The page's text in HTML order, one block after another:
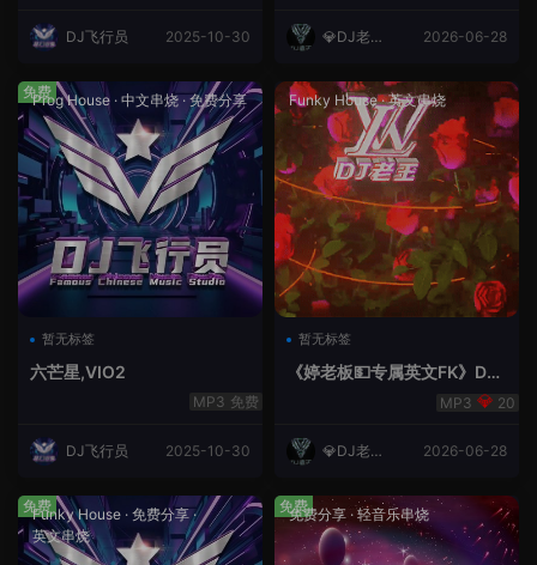
DJ飞行员 2025-10-30
💎DJ老王
2026-06-28
Prog House · 中文串烧·免费分享
暂无标签
六芒星,VIO2
免费
DJ飞行员 2025-10-30
免费 Funky House·英文串烧
暂无标签
《婷老板💵专属英文FK》DJ
20
💎DJ老王
2026-06-28
Funky House · 免费分享·
英文串烧
免费 免费分享 ·轻音乐串烧
免费